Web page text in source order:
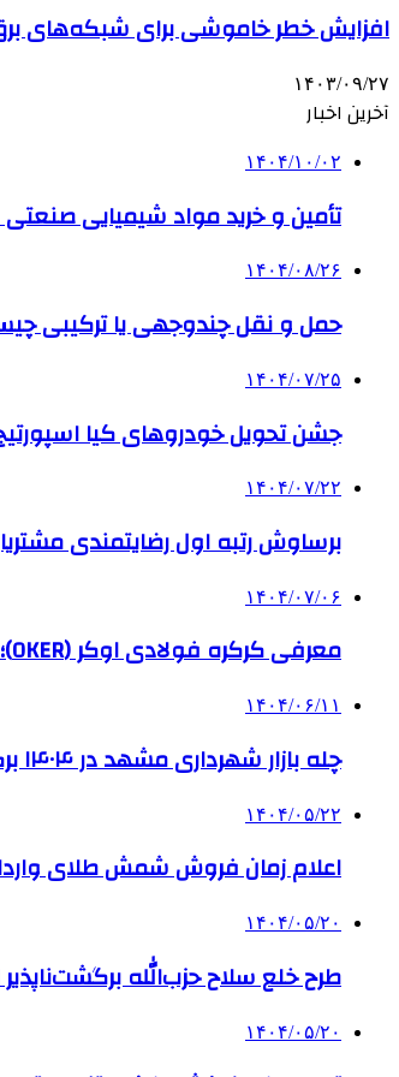
افزایش خطر خاموشی برای شبکه‌های
۱۴۰۳/۰۹/۲۷
آخرین اخبار
۱۴۰۴/۱۰/۰۲
تأمین و خرید مواد شیمیایی
۱۴۰۴/۰۸/۲۶
حمل و نقل چندوجهی یا ترکیبی
۱۴۰۴/۰۷/۲۵
جشن تحویل خودروهای کیا
۱۴۰۴/۰۷/۲۲
برساوش رتبه اول رضایتمندی
۱۴۰۴/۰۷/۰۶
معرفی کرکره فولادی اوکر (OKER)؛ نسل جدید درب‌های برقی برای امنیت بیشتر
۱۴۰۴/۰۶/۱۱
چله بازار شهرداری مشهد در ۱۴۰۴ برگزار میشود ؟
۱۴۰۴/۰۵/۲۲
اعلام زمان فروش شمش طلای
۱۴۰۴/۰۵/۲۰
طرح خلع سلاح حزب‌الله
۱۴۰۴/۰۵/۲۰